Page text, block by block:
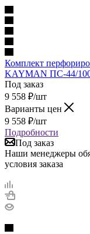
Комплект
KAYMAN ПС-44/
Под заказ
9 558 ₽/шт
Варианты цен
9 558 ₽/шт
Подробности
Под заказ
Наши менеджеры
условия заказа